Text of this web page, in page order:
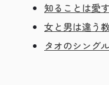
知ることは愛
女と男は違う
タオのシング